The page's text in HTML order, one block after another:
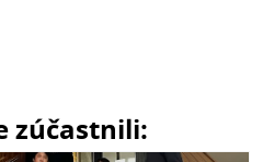
zúčastnili: